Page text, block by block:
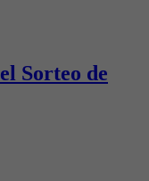
Sorteo de